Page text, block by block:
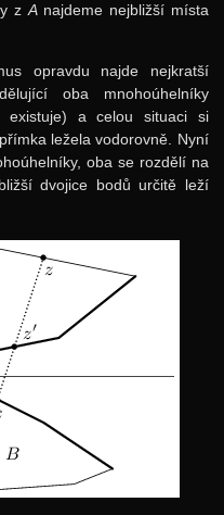
z Anajdeme nejbližší místa
opravdu najde nejkratší
oba mnohoúhelníky
existuje) a celou situaci si
ležela vodorovně. Nyní
oba se rozdělí na
dvojice bodů určitě leží